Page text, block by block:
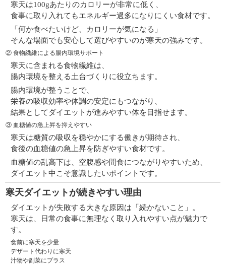
寒天は100gあたりのカロリーが非常に低く、
食事に取り入れてもエネルギー過多になりにくい食材です。
「何か食べたいけど、カロリーが気になる」
そんな場面でも安心して選びやすいのが寒天の強みです。
② 食物繊維による腸内環境サポート
寒天に含まれる食物繊維は、
腸内環境を整える土台づくりに役立ちます。
腸内環境が整うことで、
栄養の吸収効率や体調の安定にもつながり、
結果としてダイエットが進みやすい体を目指せます。
③ 血糖値の急上昇を抑えやすい
寒天は糖質の吸収を穏やかにする働きが期待され、
食後の血糖値の急上昇を防ぎやすい食材です。
血糖値の乱高下は、空腹感や間食につながりやすいため、
ダイエット中こそ意識したいポイントです。
寒天ダイエットが続きやすい理由
ダイエットが失敗する大きな原因は「続かないこと」。
寒天は、日常の食事に無理なく取り入れやすい点が魅力で
す。
食前に寒天を少量
デザート代わりに寒天
汁物や副菜にプラス